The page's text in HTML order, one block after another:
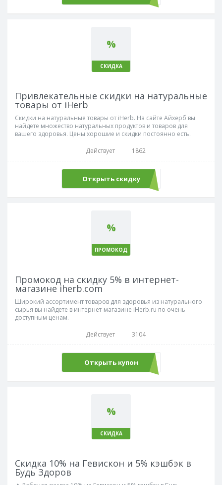
%
СКИДКА
Привлекательные скидки на натуральные
товары от iHerb
Скидки на натуральные товары от iHerb. На сайте Айхерб вы
найдете множество натуральных продуктов и товаров для
вашего здоровья. Цены хорошие и скидки постоянно есть.
Действует
1862
Открыть скидку
%
ПРОМОКОД
Промокод на скидку 5% в интернет-
магазине iherb.com
Широкий ассортимент товаров для здоровья из натурального
сырья вы найдете в интернет-магазине iHerb.ru по очень
доступным ценам.
Действует
3104
Открыть купонGBF6719
%
СКИДКА
Скидка 10% на Гевискон и 5% кэшбэк в
Будь Здоров